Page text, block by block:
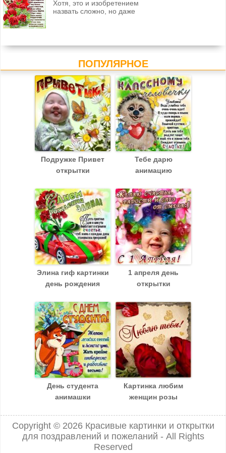
Яблочный.
Поздравляю с Яблочным Спасом и желаю, чтобы душа
чтобы для сердца твоего каждый день открывал мир
доброты, чудес, удачи, радости и счастья. Желаю блага,
мира и самой искренней любви дорогих людей. Добрая
музыкальная открытка позитив со спасом Яблочным.
Поздравляю вас с Преображением Господним и
Яблочным Спасом! Желаю, чтобы в вашей жизни
Господь занимал самое главное и самое почетное
место, чтобы в ваших сердцах ярко горел огонь любви
и милосердия! Пусть ваши глаза не устают изучать
Слово Божье, сердце сочувствует больным и сиротам,
руки не устают помогать нуждающимся, а любви
хватает на весь мир, который создал и хранит наш
великий Творец – Иисус Христос. Совершенно
скопировать с эффектами.
Поздравляю с Яблочным Спасом и всем сердцем
желаю медового вкуса счастья в жизни, сочных и
вкусных яблок в корзине, освобождение души от всего
грустного и недоброго. Пусть этот день наполнит тебя
силами и здоровьем, пусть Господь пошлет тебе всех
благ и чистых надежд. Христианские картинки с
пожеланиями на Яблочный спас светлый
православный праздник.
Хотя, это и изобретением
назвать сложно, но даже
ПОПУЛЯРНОЕ
Подружке Привет
открытки
Тебе дарю
анимацию
Элина гиф картинки
день рождения
1 апреля день
открытки
День студента
анимашки
Картинка любим
женщин розы
Copyright © 2026 Красивые картинки и открытки
для поздравлений и пожеланий - All Rights
Reserved